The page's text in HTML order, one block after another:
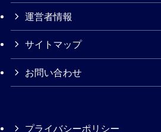
運営者情報
サイトマップ
お問い合わせ
プライバシーポリシー